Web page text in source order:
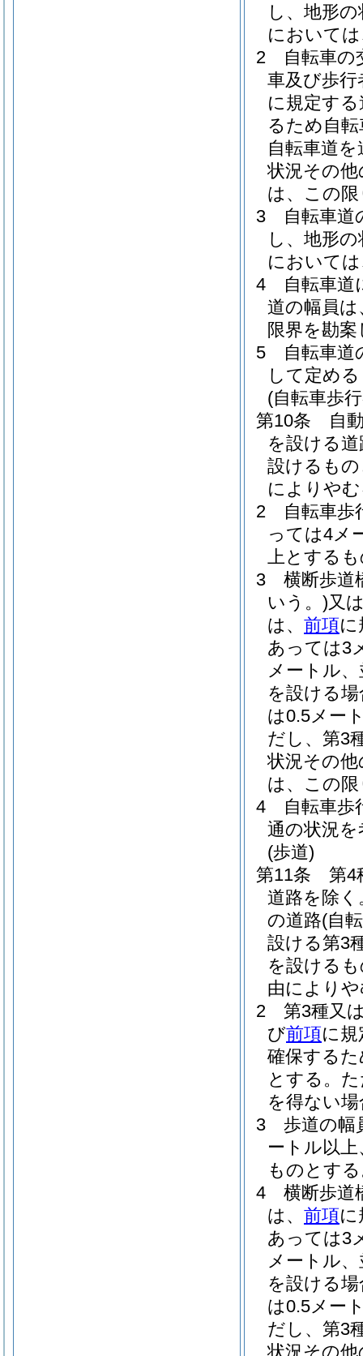
し、地形
において
2
自転車の
車及び歩
に規定す
るため自
自転車道
状況その
は、この
3
自転車
し、地形
において
4
自転車
道の幅員
限界を勘
5
自転車道
して定め
(自転車歩
第10条
自
を設ける
設けるも
によりや
2
自転車歩
っては4メ
上とする
3
横断歩道
いう。)又
は、 前項に
あっては3
メートル
を設ける
は0.5メー
だし、第3
状況その
は、この
4
自転車歩
通の状況
(歩道)
第11条
第4
道路を除く
の道路(自
設ける第3
を設ける
由により
2
第3種又
び前項に
確保する
とする。
を得ない
3
歩道の幅
ートル以
ものとす
4
横断歩道
は、 前項に
あっては3
メートル
を設ける
は0.5メー
だし、第3
状況その